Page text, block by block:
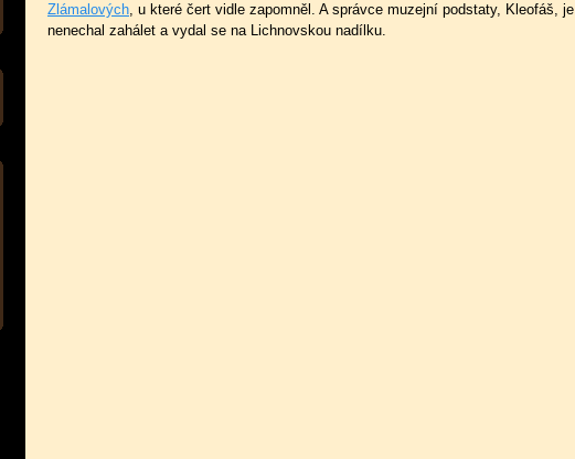
Zlámalových, u které čert vidle zapomněl. A správce muzejní podstaty, Kleofáš, je
nenechal zahálet a vydal se na Lichnovskou nadílku.